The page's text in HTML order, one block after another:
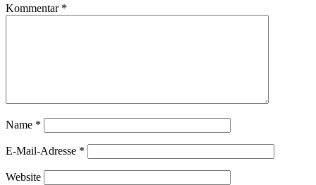
Kommentar *
Name *
E-Mail-Adresse *
Website